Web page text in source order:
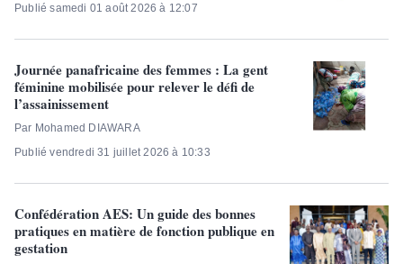
Publié samedi 01 août 2026 à 12:07
Journée panafricaine des femmes : La gent
féminine mobilisée pour relever le défi de
l’assainissement
Par Mohamed DIAWARA
Publié vendredi 31 juillet 2026 à 10:33
Confédération AES: Un guide des bonnes
pratiques en matière de fonction publique en
gestation